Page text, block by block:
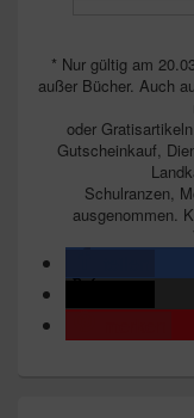
* Nur gültig am
außer Bücher. Auch
oder
Gutscheinkauf,
Schulranzen,
ausgenommen.